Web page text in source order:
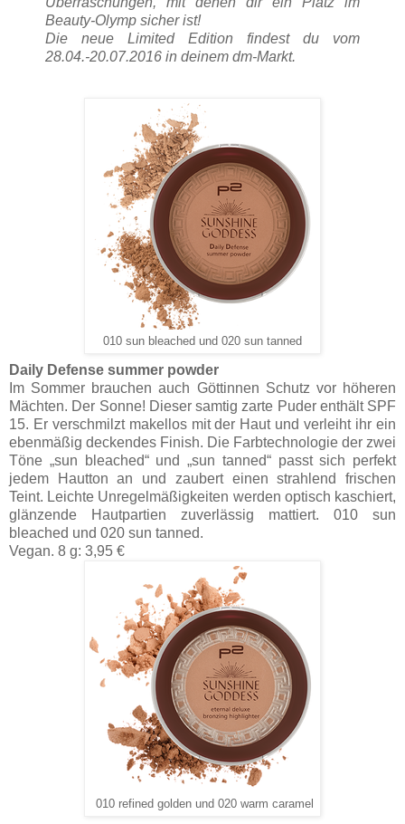
Beauty-Olymp sicher ist!
Die neue Limited Edition findest du vom
28.04.-20.07.2016 in deinem dm-Markt.
010 sun bleached und 020 sun tanned
Daily Defense summer powder
Im Sommer brauchen auch Göttinnen Schutz vor höheren
Mächten. Der Sonne! Dieser samtig zarte Puder enthält SPF
15. Er verschmilzt makellos mit der Haut und verleiht ihr ein
ebenmäßig deckendes Finish. Die Farbtechnologie der zwei
Töne „sun bleached“ und „sun tanned“ passt sich perfekt
jedem Hautton an und zaubert einen strahlend frischen
Teint. Leichte Unregelmäßigkeiten werden optisch kaschiert,
glänzende Hautpartien zuverlässig mattiert. 010 sun
bleached und 020 sun tanned.
Vegan. 8 g: 3,95 €
010 refined golden und 020 warm caramel